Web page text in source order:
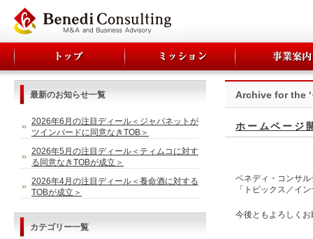
Archive for the
ホームページ
ベネディ・コンサ
「トピックス／イ
今後ともよろしく
最新のお知らせ一覧
2026年6月の注目ディール＜ジャパネットが
ツインバードに同意なきTOB＞
2026年5月の注目ディール＜ティムコに対す
る同意なきTOBが成立＞
2026年4月の注目ディール＜養命酒に対する
TOBが成立＞
カテゴリー一覧